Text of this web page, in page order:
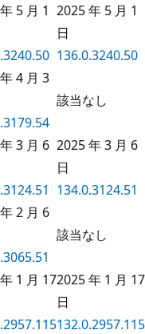
5 月 1 2025 年 5 月 1
日
136.0.3240.50
4 月 3
該当なし
3 月 6 2025 年 3 月 6
日
134.0.3124.51
2 月 6
該当なし
1 月 172025 年 1 月 17
日
132.0.2957.115